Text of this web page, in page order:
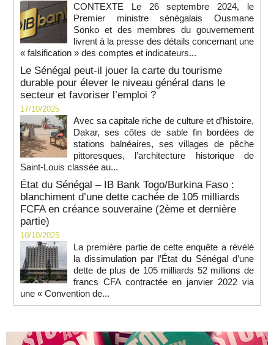
CONTEXTE Le 26 septembre 2024, le
Premier ministre sénégalais Ousmane
Sonko et des membres du gouvernement
livrent à la presse des détails concernant une
« falsification » des comptes et indicateurs...
Le Sénégal peut-il jouer la carte du tourisme
durable pour élever le niveau général dans le
secteur et favoriser l’emploi ?
17/10/2025
Avec sa capitale riche de culture et d’histoire,
Dakar, ses côtes de sable fin bordées de
stations balnéaires, ses villages de pêche
pittoresques, l’architecture historique de
Saint-Louis classée au...
État du Sénégal – IB Bank Togo/Burkina Faso :
blanchiment d’une dette cachée de 105 milliards
FCFA en créance souveraine (2ème et dernière
partie)
10/10/2025
La première partie de cette enquête a révélé
la dissimulation par l’État du Sénégal d’une
dette de plus de 105 milliards 52 millions de
francs CFA contractée en janvier 2022 via
une « Convention de...